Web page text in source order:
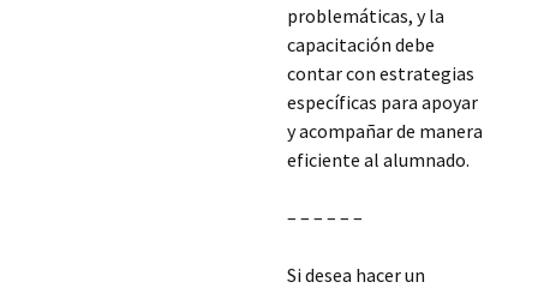
problemáticas, y la
capacitación debe
contar con estrategias
específicas para apoyar
y acompañar de manera
eficiente al alumnado.
– – – – – –
Si desea hacer un